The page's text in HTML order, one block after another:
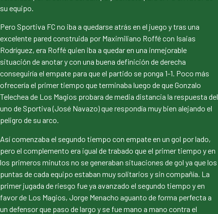
su equipo.
Pero Sportiva FC no iba a quedarse atrás en el juego y tras una
excelente pared construida por Maximiliano Roffé con Isaias
Rodríguez, era Roffé quien iba a quedar en una inmejorable
situación de anotar y con una buena definición de derecha
conseguiría el empate para que el partido se ponga 1-1. Poco más
ofrecería el primer tiempo que terminaba luego de que Gonzalo
Telechea de Los Magios probara de media distancia la respuesta del
uno de Sportiva (José Navazo) que respondía muy bien alejando el
peligro de su arco.
Así comenzaba el segundo tiempo con empate en un gol por lado,
pero el complemento era igual de trabado que el primer tiempo y en
los primeros minutos no se generaban situaciones de gol ya que los
puntas de cada equipo estaban muy solitarios y sin compañía. La
primer jugada de riesgo fue ya avanzado el segundo tiempo y en
favor de Los Magios, Jorge Menacho aguanto de forma perfecta a
un defensor que paso de largo y se fue mano a mano contra el